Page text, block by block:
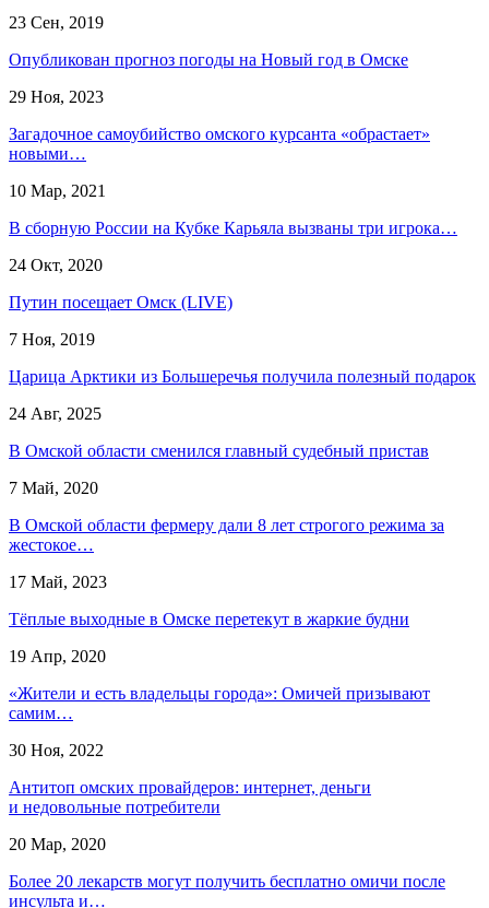
23 Сен, 2019
Опубликован прогноз погоды на Новый год в Омске
29 Ноя, 2023
Загадочное самоубийство омского курсанта «обрастает»
новыми…
10 Мар, 2021
В сборную России на Кубке Карьяла вызваны три игрока…
24 Окт, 2020
Путин посещает Омск (LIVE)
7 Ноя, 2019
Царица Арктики из Большеречья получила полезный подарок
24 Авг, 2025
В Омской области сменился главный судебный пристав
7 Май, 2020
В Омской области фермеру дали 8 лет строгого режима за
жестокое…
17 Май, 2023
Тёплые выходные в Омске перетекут в жаркие будни
19 Апр, 2020
«Жители и есть владельцы города»: Омичей призывают
самим…
30 Ноя, 2022
Антитоп омских провайдеров: интернет, деньги
и недовольные потребители
20 Мар, 2020
Более 20 лекарств могут получить бесплатно омичи после
инсульта и…